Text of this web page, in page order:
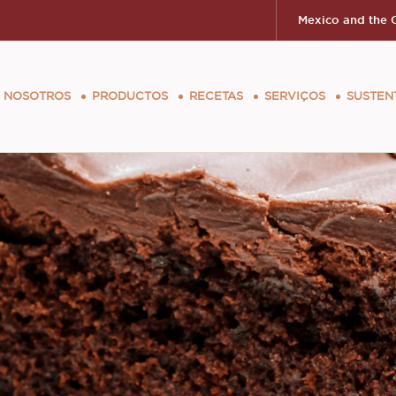
Mexico and the
PRODUCTOS RECETAS SERVIÇOS